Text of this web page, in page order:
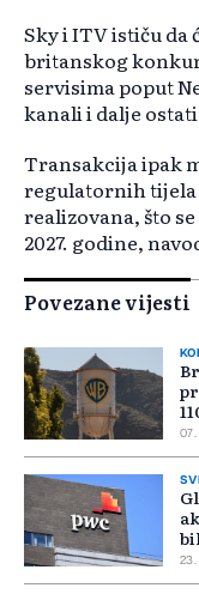
Sky i ITV ističu da
britanskog
servisima poput
kanali i dalje
Transakcija ipak
regulatornih tijela
realizovana, što
2027. godine,
Povezane vijesti
07.
23.